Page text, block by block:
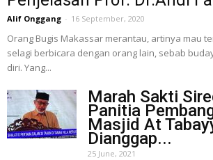
Alif Onggang - 16 September, 2020
Orang Bugis Makassar merantau, artinya mau
selagi berbicara dengan orang lain, sebab
diri. Yang...
Marah Sakti
Panitia
Masjid At
Dianggap...
25 June, 2021